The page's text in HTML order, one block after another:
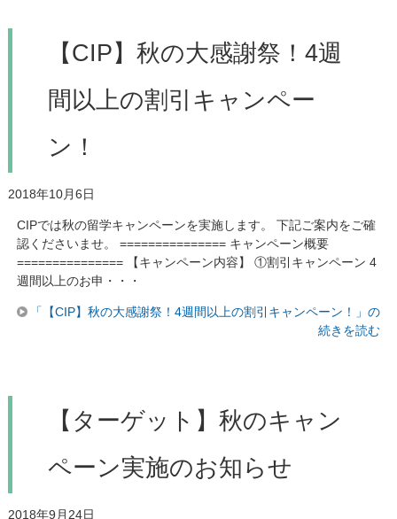
【CIP】秋の大感謝祭！4週
間以上の割引キャンペー
ン！
2018年10月6日
CIPでは秋の留学キャンペーンを実施します。 下記ご案内をご確
認くださいませ。 =============== キャンペーン概要
=============== 【キャンペーン内容】 ①割引キャンペーン 4
週間以上のお申・・・
「【CIP】秋の大感謝祭！4週間以上の割引キャンペーン！」の
続きを読む
【ターゲット】秋のキャン
ペーン実施のお知らせ
2018年9月24日